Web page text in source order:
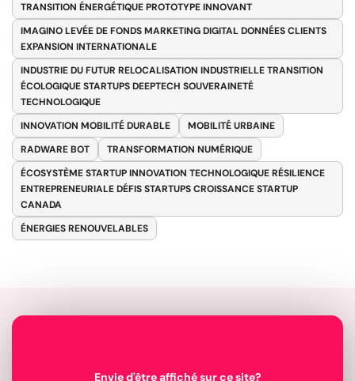
TRANSITION ÉNERGÉTIQUE PROTOTYPE INNOVANT
IMAGINO LEVÉE DE FONDS MARKETING DIGITAL DONNÉES CLIENTS
EXPANSION INTERNATIONALE
INDUSTRIE DU FUTUR RELOCALISATION INDUSTRIELLE TRANSITION
ÉCOLOGIQUE STARTUPS DEEPTECH SOUVERAINETÉ
TECHNOLOGIQUE
INNOVATION MOBILITÉ DURABLE
MOBILITÉ URBAINE
RADWARE BOT
TRANSFORMATION NUMÉRIQUE
ÉCOSYSTÈME STARTUP INNOVATION TECHNOLOGIQUE RÉSILIENCE
ENTREPRENEURIALE DÉFIS STARTUPS CROISSANCE STARTUP
CANADA
ÉNERGIES RENOUVELABLES
Envie d'être affiché sur ce site?